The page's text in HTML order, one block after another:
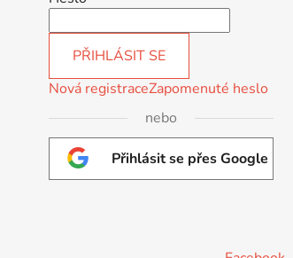
PŘIHLÁSIT SE
Nová registraceZapomenuté heslo
nebo
Přihlásit se přes Google